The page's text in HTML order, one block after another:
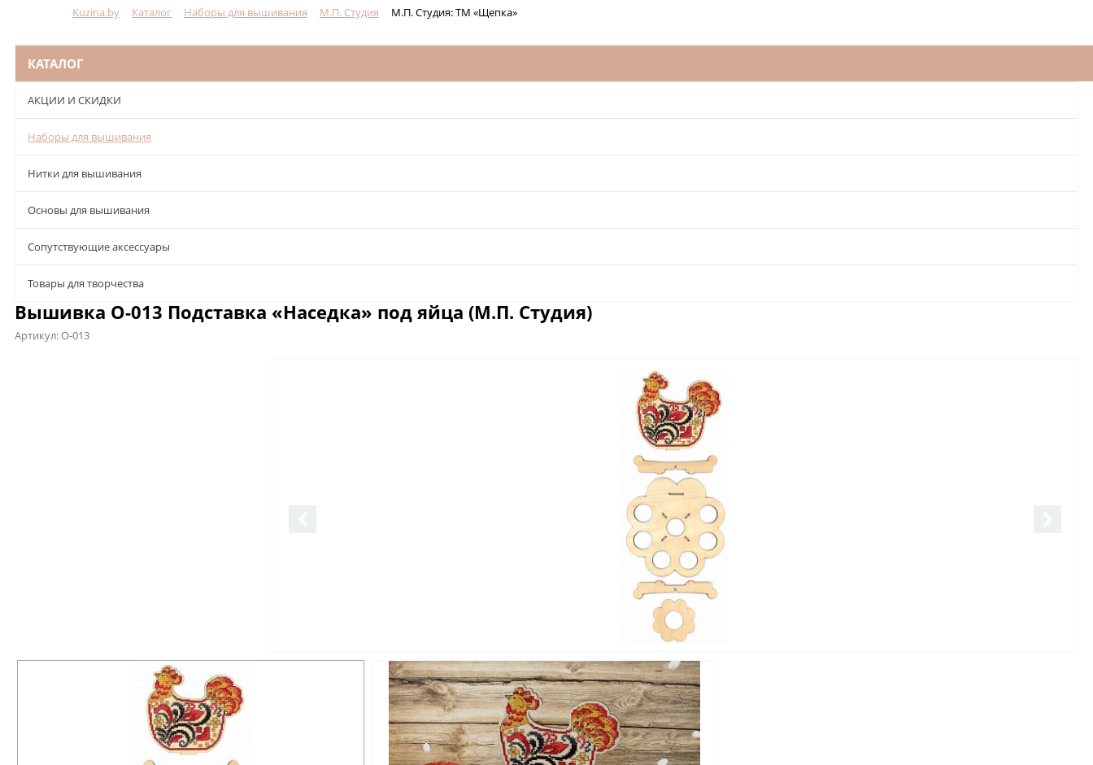
Kuzina.by Каталог Наборы для вышивания М.П. Студия М.П. Студия: ТМ «Щепка»
КАТАЛОГ
АКЦИИ И СКИДКИ
Наборы для вышивания
Нитки для вышивания
Основы для вышивания
Сопутствующие аксессуары
Товары для творчества
Вышивка О-013 Подставка «Наседка» под яйца (М.П. Студия)
Артикул:О-013